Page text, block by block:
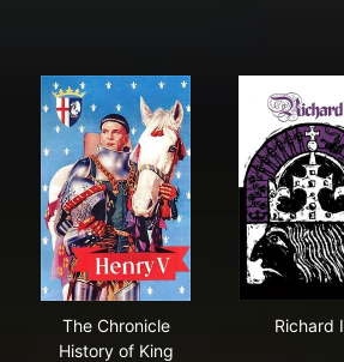
The Chronicle
History of King
Richard